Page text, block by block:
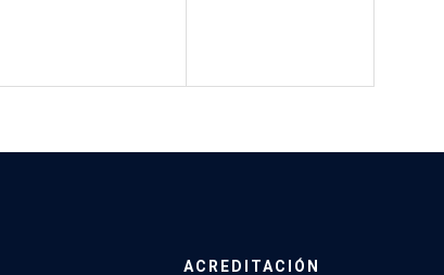
ACREDITACIÓN